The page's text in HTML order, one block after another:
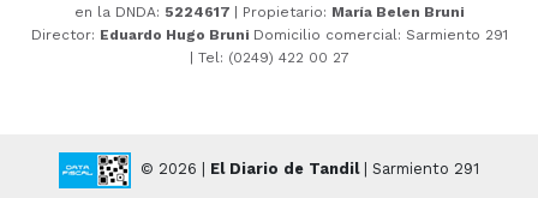
en la DNDA: 5224617 | Propietario: María Belen Bruni
Director: Eduardo Hugo Bruni Domicilio comercial: Sarmiento 291
| Tel: (0249) 422 00 27
© 2026 | El Diario de Tandil| Sarmiento 291